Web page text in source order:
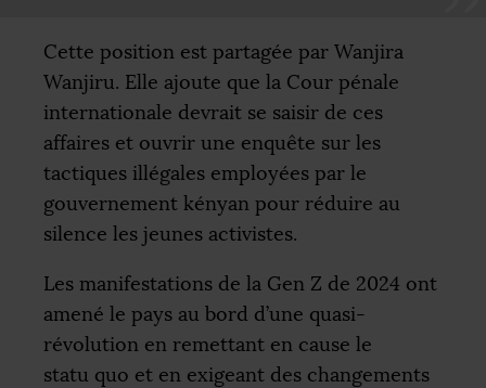
Cette position est partagée par Wanjira
Wanjiru. Elle ajoute que la Cour pénale
internationale devrait se saisir de ces
affaires et ouvrir une enquête sur les
tactiques illégales employées par le
gouvernement kényan pour réduire au
silence les jeunes activistes.
Les manifestations de la Gen Z de 2024 ont
amené le pays au bord d’une quasi-
révolution en remettant en cause le
statu quo et en exigeant des changements